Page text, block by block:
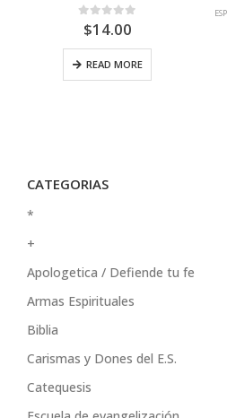
out of 5
$14.00
READ MORE
CATEGORIAS
*
+
Apologetica / Defiende tu fe
Armas Espirituales
Biblia
Carismas y Dones del E.S.
Catequesis